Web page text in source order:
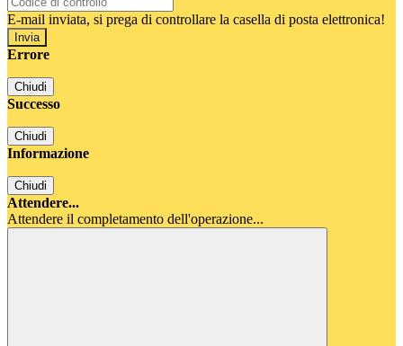
E-mail inviata, si prega di controllare la casella di posta elettronica!
Errore
Chiudi
Successo
Chiudi
Informazione
Chiudi
Attendere...
Attendere il completamento dell'operazione...